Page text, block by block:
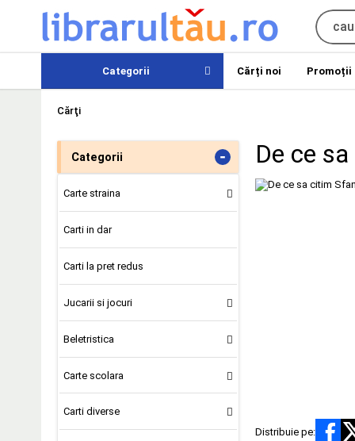
Categorii Cărți noi Promoții
Cărţi
Categorii -
Carte straina
Carti in dar
Carti la pret redus
Jucarii si jocuri
Beletristica
Carte scolara
Carti diverse
De ce
Distribuie pe: